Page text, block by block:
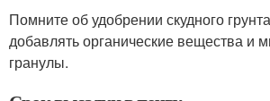
Помните об удобрении скудного
добавлять органические вещества и
гранулы.